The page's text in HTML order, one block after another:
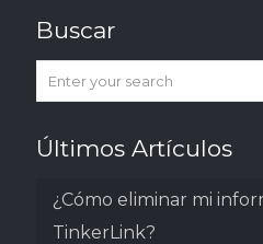
Buscar
Últimos Artículos
¿Cómo eliminar mi
TinkerLink?